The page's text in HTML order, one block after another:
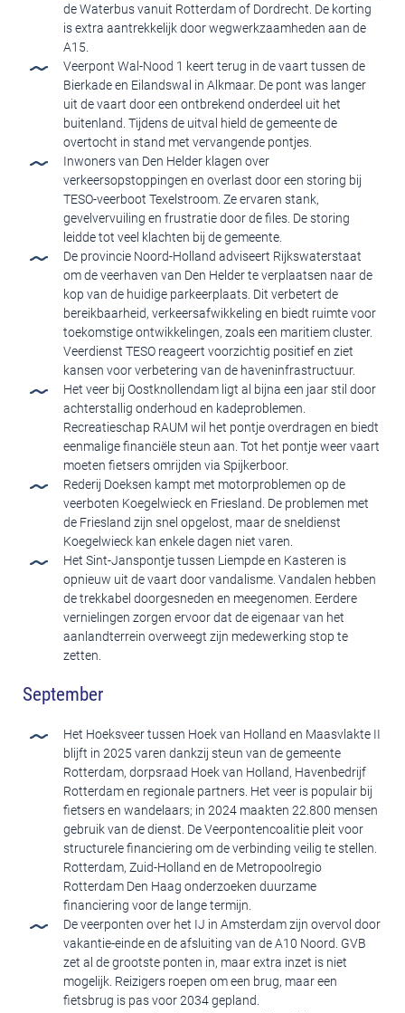
de Waterbus vanuit Rotterdam of Dordrecht. De korting
is extra aantrekkelijk door wegwerkzaamheden aan de
A15.
Veerpont Wal-Nood 1 keert terug in de vaart tussen de
Bierkade en Eilandswal in Alkmaar. De pont was langer
uit de vaart door een ontbrekend onderdeel uit het
buitenland. Tijdens de uitval hield de gemeente de
overtocht in stand met vervangende pontjes.
Inwoners van Den Helder klagen over
verkeersopstoppingen en overlast door een storing bij
TESO-veerboot Texelstroom. Ze ervaren stank,
gevelvervuiling en frustratie door de files. De storing
leidde tot veel klachten bij de gemeente.
De provincie Noord-Holland adviseert Rijkswaterstaat
om de veerhaven van Den Helder te verplaatsen naar de
kop van de huidige parkeerplaats. Dit verbetert de
bereikbaarheid, verkeersafwikkeling en biedt ruimte voor
toekomstige ontwikkelingen, zoals een maritiem cluster.
Veerdienst TESO reageert voorzichtig positief en ziet
kansen voor verbetering van de haveninfrastructuur.
Het veer bij Oostknollendam ligt al bijna een jaar stil door
achterstallig onderhoud en kadeproblemen.
Recreatieschap RAUM wil het pontje overdragen en biedt
eenmalige financiële steun aan. Tot het pontje weer vaart
moeten fietsers omrijden via Spijkerboor.
Rederij Doeksen kampt met motorproblemen op de
veerboten Koegelwieck en Friesland. De problemen met
de Friesland zijn snel opgelost, maar de sneldienst
Koegelwieck kan enkele dagen niet varen.
Het Sint-Janspontje tussen Liempde en Kasteren is
opnieuw uit de vaart door vandalisme. Vandalen hebben
de trekkabel doorgesneden en meegenomen. Eerdere
vernielingen zorgen ervoor dat de eigenaar van het
aanlandterrein overweegt zijn medewerking stop te
zetten.
September
Het Hoeksveer tussen Hoek van Holland en Maasvlakte II
blijft in 2025 varen dankzij steun van de gemeente
Rotterdam, dorpsraad Hoek van Holland, Havenbedrijf
Rotterdam en regionale partners. Het veer is populair bij
fietsers en wandelaars; in 2024 maakten 22.800 mensen
gebruik van de dienst. De Veerpontencoalitie pleit voor
structurele financiering om de verbinding veilig te stellen.
Rotterdam, Zuid-Holland en de Metropoolregio
Rotterdam Den Haag onderzoeken duurzame
financiering voor de lange termijn.
De veerponten over het IJ in Amsterdam zijn overvol door
vakantie-einde en de afsluiting van de A10 Noord. GVB
zet al de grootste ponten in, maar extra inzet is niet
mogelijk. Reizigers roepen om een brug, maar een
fietsbrug is pas voor 2034 gepland.